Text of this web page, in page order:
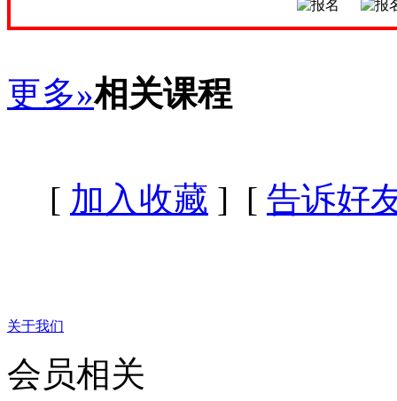
更多»相关课程
[ 加入收藏 ] [ 告诉好
关于我们
会员相关